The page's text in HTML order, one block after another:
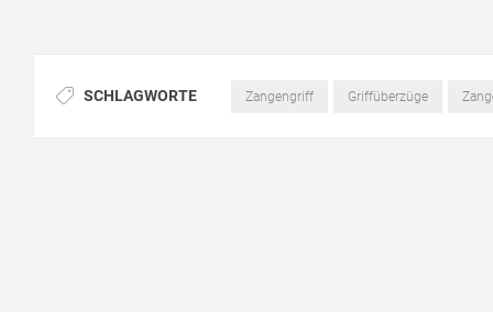
SCHLAGWORTE Zangengriff Griffüberzüge